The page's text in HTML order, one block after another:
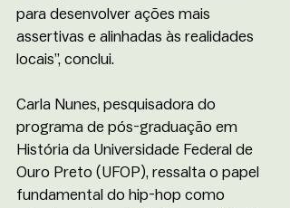
para desenvolver ações mais
assertivas e alinhadas às realidades
locais”, conclui.
Carla Nunes, pesquisadora do
programa de pós-graduação em
História da Universidade Federal de
Ouro Preto (UFOP), ressalta o papel
fundamental do hip-hop como